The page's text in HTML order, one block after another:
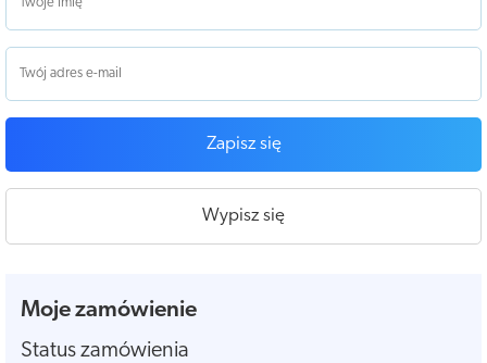
Zapisz się
Wypisz się
Moje zamówienie
Status zamówienia